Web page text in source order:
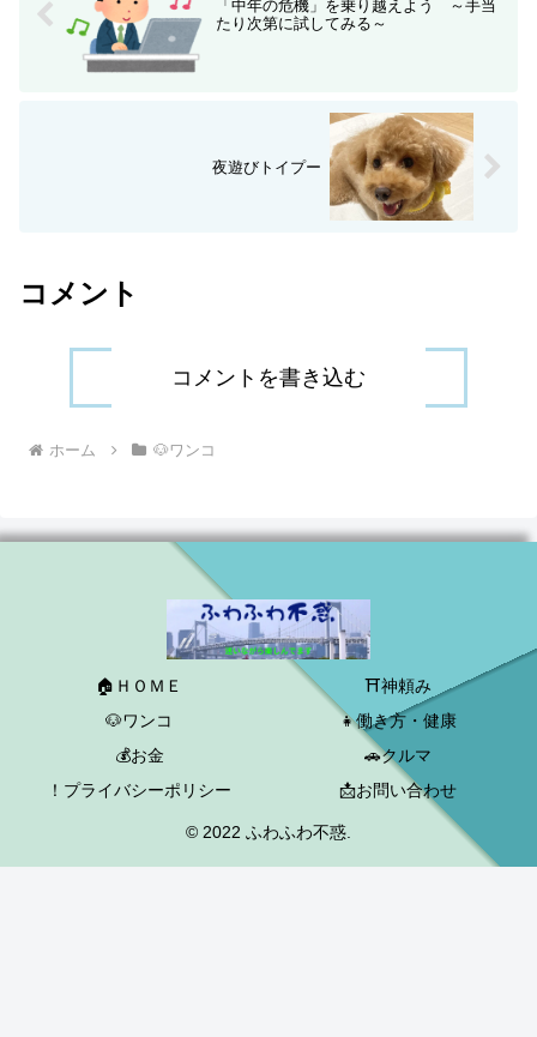
「中年の危機」を乗り越えよう ～手当
たり次第に試してみる～
夜遊びトイプー
コメント
コメントを書き込む
ホーム 🐶ワンコ
🏠ＨＯＭＥ
⛩神頼み
🐶ワンコ
👧働き方・健康
💰お金
🚗クルマ
！プライバシーポリシー
📩お問い合わせ
© 2022 ふわふわ不惑.